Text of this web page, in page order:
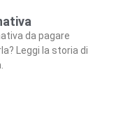
da pagare
Leggi la storia di